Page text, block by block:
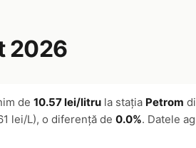
2026
de 10.57 lei/litru la stația Petrom
lei/L), o diferență de 0.0%. Datele